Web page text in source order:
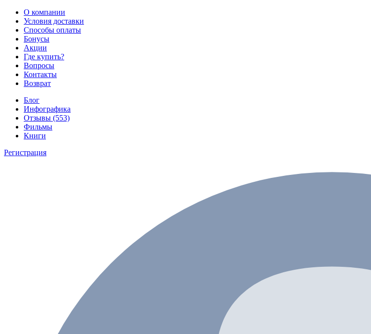
О компании
Условия доставки
Способы оплаты
Бонусы
Акции
Где купить?
Вопросы
Контакты
Возврат
Блог
Инфографика
Отзывы (553)
Фильмы
Книги
Регистрация